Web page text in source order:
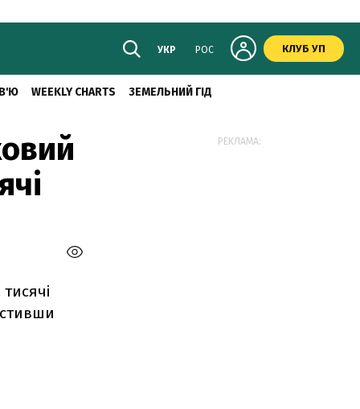
УКР РОС КЛУБ УП
WEEKLY CHARTS ЗЕМЕЛЬНИЙ ГІД
РЕКЛАМА: